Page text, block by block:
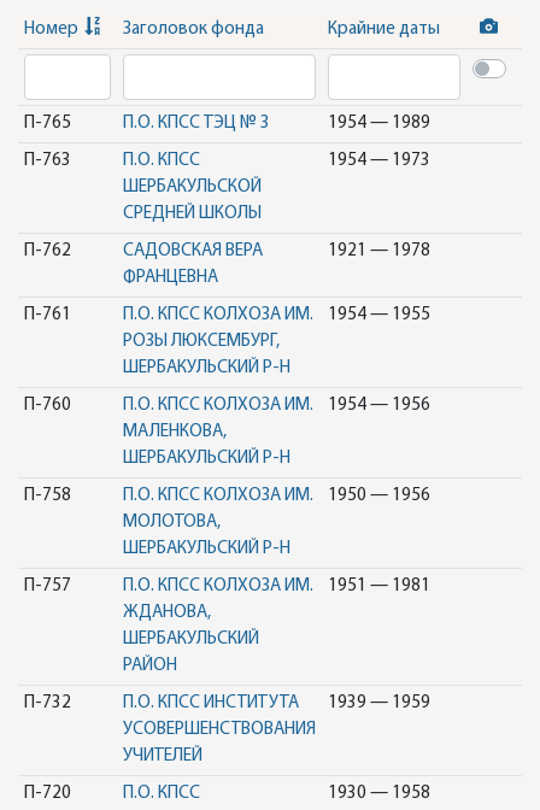
Номер Заголовок фонда Крайние даты
П-765 П.О. КПСС ТЭЦ № 3 1954 — 1989
П-763
П.О. КПСС
ШЕРБАКУЛЬСКОЙ
СРЕДНЕЙ ШКОЛЫ
1954 — 1973
П-762
САДОВСКАЯ ВЕРА
ФРАНЦЕВНА
1921 — 1978
П-761
П.О. КПСС КОЛХОЗА ИМ.
РОЗЫ ЛЮКСЕМБУРГ,
ШЕРБАКУЛЬСКИЙ Р-Н
1954 — 1955
П-760
П.О. КПСС КОЛХОЗА ИМ.
МАЛЕНКОВА,
ШЕРБАКУЛЬСКИЙ Р-Н
1954 — 1956
П-758
П.О. КПСС КОЛХОЗА ИМ.
МОЛОТОВА,
ШЕРБАКУЛЬСКИЙ Р-Н
1950 — 1956
П-757
П.О. КПСС КОЛХОЗА ИМ.
ЖДАНОВА,
ШЕРБАКУЛЬСКИЙ
РАЙОН
1951 — 1981
П-732
П.О. КПСС ИНСТИТУТА
УСОВЕРШЕНСТВОВАНИЯ
УЧИТЕЛЕЙ
1939 — 1959
П-720
П.О. КПСС
1930 — 1958